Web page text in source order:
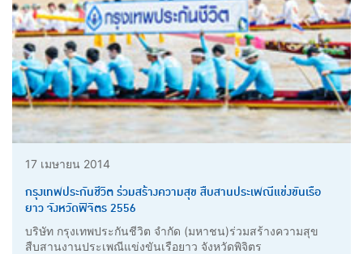
17 เมษายน 2014
กรุงเทพประกันชีวิต ร่วมสร้างความสุข สืบสานประเพณีแข่งขันเรือ
ยาว จังหวัดพิจิตร 2556
บริษัท กรุงเทพประกันชีวิต จำกัด (มหาชน)ร่วมสร้างความสุข
สืบสานงานประเพณีแข่งขันเรือยาว จังหวัดพิจิตร